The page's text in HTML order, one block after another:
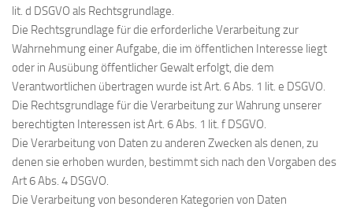
lit. d DSGVO als Rechtsgrundlage.
Die Rechtsgrundlage für die erforderliche Verarbeitung zur
Wahrnehmung einer Aufgabe, die im öffentlichen Interesse liegt
oder in Ausübung öffentlicher Gewalt erfolgt, die dem
Verantwortlichen übertragen wurde ist Art. 6 Abs. 1 lit. e DSGVO.
Die Rechtsgrundlage für die Verarbeitung zur Wahrung unserer
berechtigten Interessen ist Art. 6 Abs. 1 lit. f DSGVO.
Die Verarbeitung von Daten zu anderen Zwecken als denen, zu
denen sie erhoben wurden, bestimmt sich nach den Vorgaben des
Art 6 Abs. 4 DSGVO.
Die Verarbeitung von besonderen Kategorien von Daten